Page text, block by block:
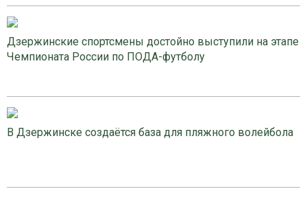
Дзержинские спортсмены достойно выступили на этапе
Чемпионата России по ПОДА-футболу
В Дзержинске создаётся база для пляжного волейбола